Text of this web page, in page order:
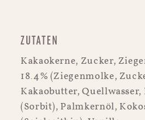
ZUTATEN
Kakaokerne, Zucker,
18.4% (Ziegenmolke,
Kakaobutter,
(Sorbit), Palmkernöl,